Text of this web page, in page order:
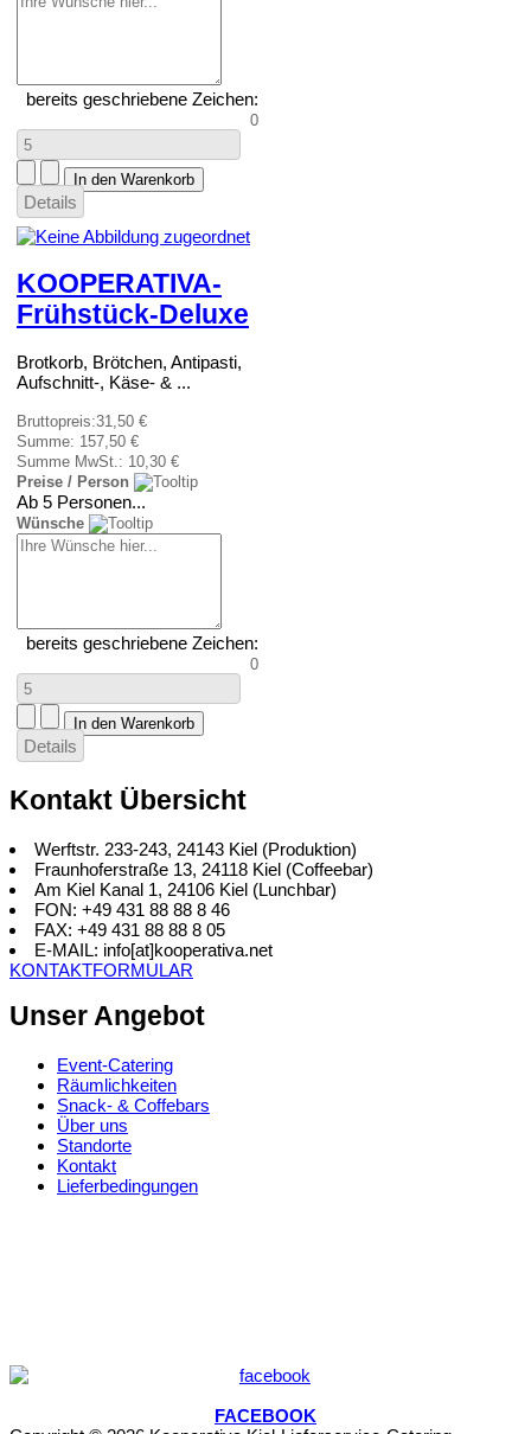
bereits geschriebene Zeichen:
0
Details
KOOPERATIVA-
Frühstück-Deluxe
Brotkorb, Brötchen, Antipasti,
Aufschnitt-, Käse- & ...
Bruttopreis:31,50 €
Summe: 157,50 €
Summe MwSt.: 10,30 €
Preise / Person
Ab 5 Personen...
Wünsche
bereits geschriebene Zeichen:
0
Details
Kontakt Übersicht
Werftstr. 233-243, 24143 Kiel (Produktion)
Fraunhoferstraße 13, 24118 Kiel (Coffeebar)
Am Kiel Kanal 1, 24106 Kiel (Lunchbar)
FON: +49 431 88 88 8 46
FAX: +49 431 88 88 8 05
E-MAIL: info[at]kooperativa.net
KONTAKTFORMULAR
Unser Angebot
Event-Catering
Räumlichkeiten
Snack- & Coffebars
Über uns
Standorte
Kontakt
Lieferbedingungen
FACEBOOK